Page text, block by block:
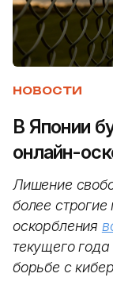
НОВОСТИ
В Японии
онлайн-
Лишение
более
оскорбления
текущего
борьбе с